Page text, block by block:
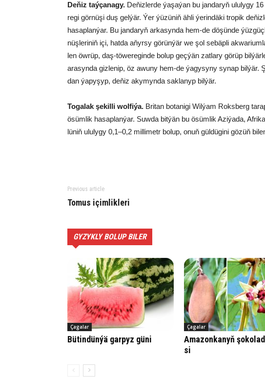
De­ňiz taý­ça­na­gy. De­ňiz­ler­de ýa­şa­ýan bu jan­da­ryň ulu­ly­gy
re­gi gör­nü­şi duş gel­ýär. Ýer ýü­zü­niň äh­li ýe­rin­dä­ki tro­pik
ha­sap­lan­ýar. Bu jan­da­ryň ar­ka­syn­da hem-de dö­şün­de
nüş­le­ri­niň içi, hat­da aň­yr­sy gö­rün­ýär we şol se­bäp­li
len öwrüp, daş-tö­we­re­gin­de bo­lup geç­ýän zat­la­ry gö­rüp
ara­syn­da giz­le­nip, öz awu­ny hem-de ýa­gy­sy­ny sy­nap
dan ýa­py­şyp, de­ňiz aky­myn­da sak­la­nyp bil­ýär.
To­ga­lak şe­kil­li wol­fi­ýa. Bri­tan bo­ta­ni­gi Wil­ýam Roks­berg
ösüm­lik ha­sap­lan­ýar. Suw­da bit­ýän bu ösüm­lik Azi­ýa­da,
lü­niň ulu­ly­gy 0,1–0,2 millimetr bolup, onuň gül­dü­gi­ni gö­züň
Previous article
Tomus içimlikleri
GYZYKLY BOLUP BILER
Çagalar
Bü­tin­dün­ýä gar­pyz gü­ni
Çagalar
Ama­zon­ka­nyň
si